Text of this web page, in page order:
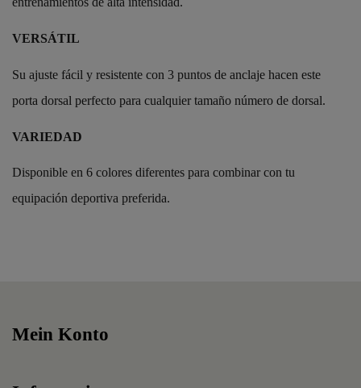
VERSÁTIL
Su ajuste fácil y resistente con 3 puntos de anclaje hacen este
porta dorsal perfecto para cualquier tamaño número de dorsal.
VARIEDAD
Disponible en 6 colores diferentes para combinar con tu
equipación deportiva preferida.
Mein Konto